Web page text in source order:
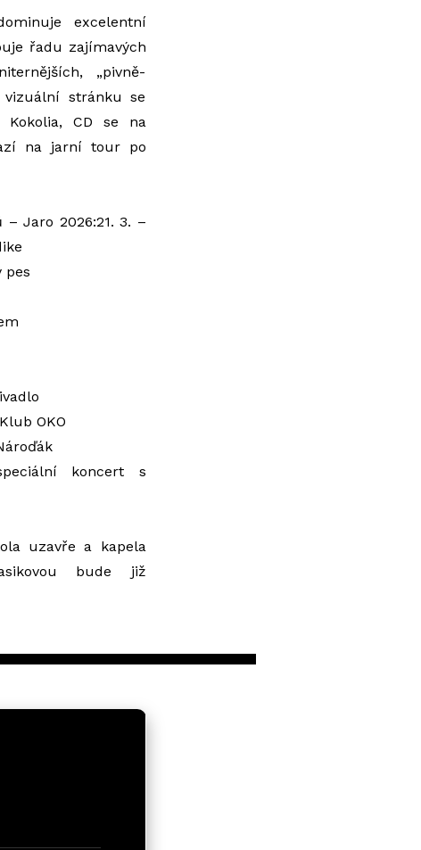
excelentní
řadu zajímavých
„pivně-
vizuální stránku se
Kokolia, CD se na
na jarní tour po
– Jaro 2026:21. 3. –
pes
OKO
koncert s
uzavře a kapela
bude již